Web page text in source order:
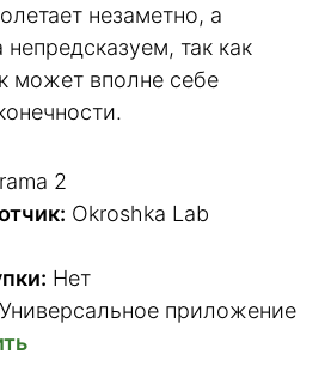
незаметно, а
непредсказуем, так как
может вполне себе
2
Okroshka Lab
Нет
Универсальное приложение